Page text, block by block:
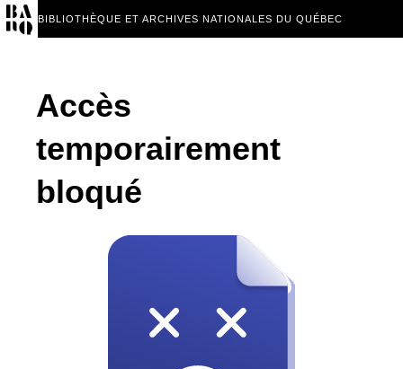
BIBLIOTHÈQUE ET ARCHIVES NATIONALES DU QUÉBEC
Accès
temporairement
bloqué